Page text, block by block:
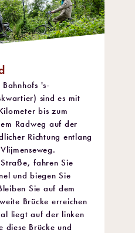
's-
sind es mit
bis zum
Radweg auf der
Richtung entlang
fahren Sie
und biegen Sie
Sie auf dem
Brücke erreichen
liegt auf der linken
diese Brücke und